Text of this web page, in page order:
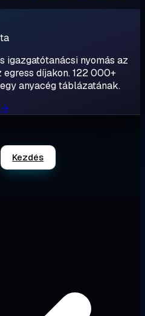
igazgatótanácsi nyomás az
díjakon. 122 000+
anyacég táblázatának.
→
Kezdés